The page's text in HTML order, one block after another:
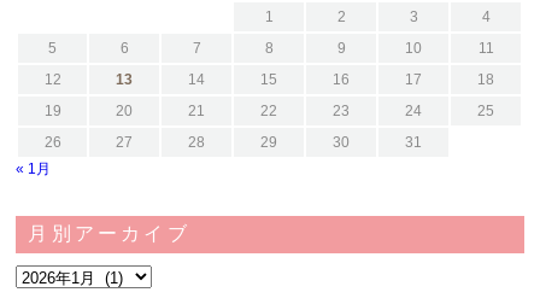
1
2 3
4
5
6 7 8 9 10
11
12
13 14 15 16 17
18
19
20 21 22 23 24
25
26
27 28 29 30
31
« 1月
月別アーカイブ